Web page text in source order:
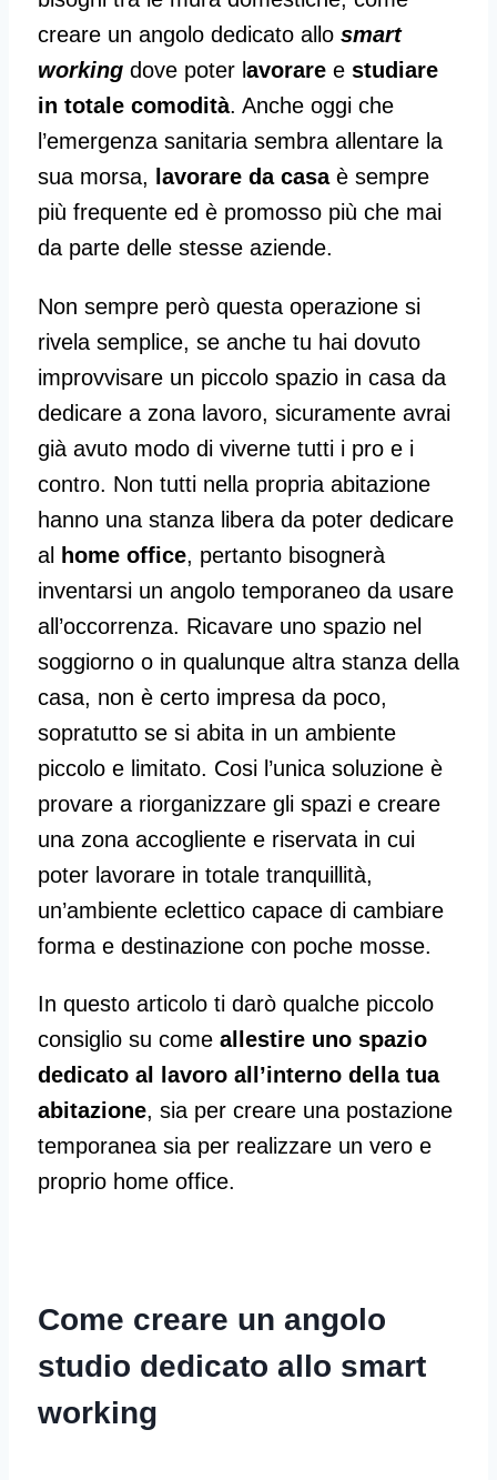
creare un angolo dedicato allo smart
workingdove poter l avoraree studiare
in totale comodità. Anche oggi che
l’emergenza sanitaria sembra allentare la
sua morsa,
lavorare da casaè sempre
più frequente ed è promosso più che mai
da parte delle stesse aziende.
Non sempre però questa operazione si
rivela semplice, se anche tu hai dovuto
improvvisare un piccolo spazio in casa da
dedicare a zona lavoro, sicuramente avrai
già avuto modo di viverne tutti i pro e i
contro. Non tutti nella propria abitazione
hanno una stanza libera da poter dedicare
al home office, pertanto bisognerà
inventarsi un angolo temporaneo da usare
all’occorrenza. Ricavare uno spazio nel
soggiorno o in qualunque altra stanza della
casa, non è certo impresa da poco,
sopratutto se si abita in un ambiente
piccolo e limitato. Cosi l’unica soluzione è
provare a riorganizzare gli spazi e creare
una zona accogliente e riservata in cui
poter lavorare in totale tranquillità,
un’ambiente eclettico capace di cambiare
forma e destinazione con poche mosse.
In questo articolo ti darò qualche piccolo
consiglio su come allestire uno spazio
dedicato al lavoro all’interno della tua
abitazione, sia per creare una postazione
temporanea sia per realizzare un vero e
proprio home office.
Come creare un angolo
studio dedicato allo smart
working